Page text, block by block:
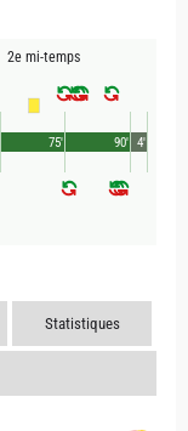
2e mi-temps
90'
75' 4'
Statistiques